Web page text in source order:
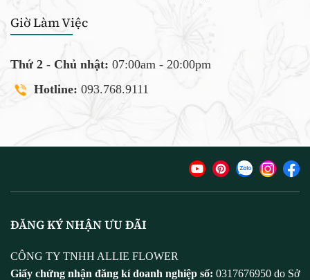
Giờ Làm Việc
Thứ 2 - Chủ nhật: 07:00am - 20:00pm
Hotline: 093.768.9111
ĐĂNG KÝ NHẬN ƯU ĐÃI
CÔNG TY TNHH ALLIE FLOWER
Giấy chứng nhận đăng kí doanh nghiệp số: 0317676950 do Sở